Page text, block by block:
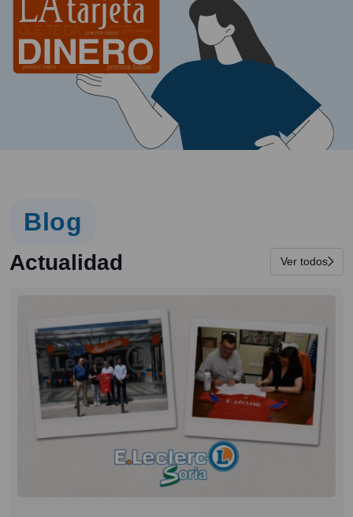
Blog
Actualidad Ver todos